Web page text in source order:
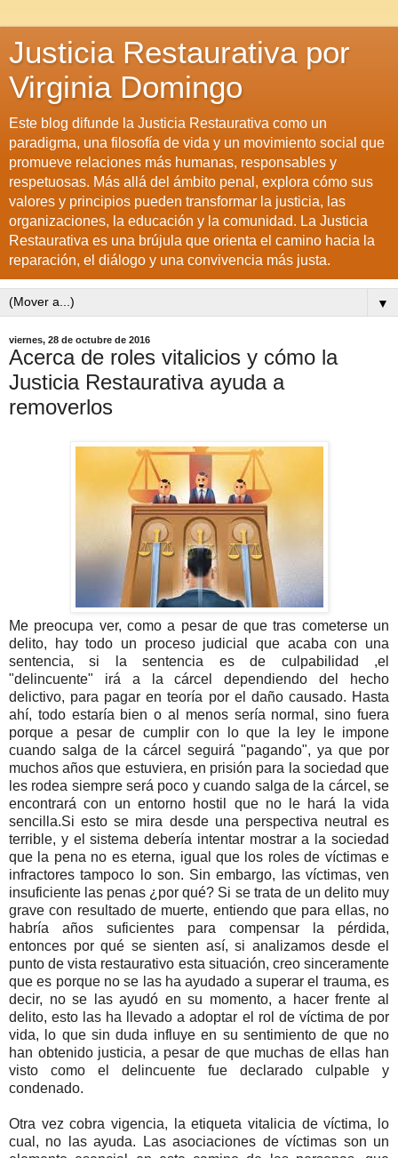
Justicia Restaurativa por
Virginia Domingo
Este blog difunde la Justicia Restaurativa como un
paradigma, una filosofía de vida y un movimiento social que
promueve relaciones más humanas, responsables y
respetuosas. Más allá del ámbito penal, explora cómo sus
valores y principios pueden transformar la justicia, las
organizaciones, la educación y la comunidad. La Justicia
Restaurativa es una brújula que orienta el camino hacia la
reparación, el diálogo y una convivencia más justa.
▼
viernes, 28 de octubre de 2016
Acerca de roles vitalicios y cómo la
Justicia Restaurativa ayuda a
removerlos
Me preocupa ver, como a pesar de que tras cometerse un
delito, hay todo un proceso judicial que acaba con una
sentencia, si la sentencia es de culpabilidad ,el
"delincuente" irá a la cárcel dependiendo del hecho
delictivo, para pagar en teoría por el daño causado. Hasta
ahí, todo estaría bien o al menos sería normal, sino fuera
porque a pesar de cumplir con lo que la ley le impone
cuando salga de la cárcel seguirá "pagando", ya que por
muchos años que estuviera, en prisión para la sociedad que
les rodea siempre será poco y cuando salga de la cárcel, se
encontrará con un entorno hostil que no le hará la vida
sencilla.Si esto se mira desde una perspectiva neutral es
terrible, y el sistema debería intentar mostrar a la sociedad
que la pena no es eterna, igual que los roles de víctimas e
infractores tampoco lo son. Sin embargo, las víctimas, ven
insuficiente las penas ¿por qué? Si se trata de un delito muy
grave con resultado de muerte, entiendo que para ellas, no
habría años suficientes para compensar la pérdida,
entonces por qué se sienten así, si analizamos desde el
punto de vista restaurativo esta situación, creo sinceramente
que es porque no se las ha ayudado a superar el trauma, es
decir, no se las ayudó en su momento, a hacer frente al
delito, esto las ha llevado a adoptar el rol de víctima de por
vida, lo que sin duda influye en su sentimiento de que no
han obtenido justicia, a pesar de que muchas de ellas han
visto como el delincuente fue declarado culpable y
condenado.
Otra vez cobra vigencia, la etiqueta vitalicia de víctima, lo
cual, no las ayuda. Las asociaciones de víctimas son un